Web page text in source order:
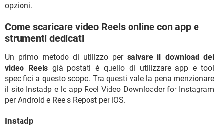
opzioni.
Come scaricare video Reels online con app e
strumenti dedicati
Un primo metodo di utilizzo per salvare il download dei
video Reelsgià postati è quello di utilizzare app e tool
specifici a questo scopo. Tra questi vale la pena menzionare
il sito Instadp e le app Reel Video Downloader for Instagram
per Android e Reels Repost per iOS.
Instadp